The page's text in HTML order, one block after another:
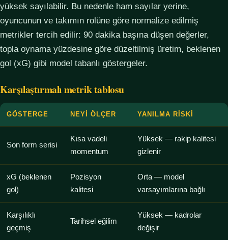
yüksek sayılabilir. Bu nedenle ham sayılar yerine,
oyuncunun ve takımın rolüne göre normalize edilmiş
metrikler tercih edilir: 90 dakika başına düşen değerler,
topla oynama yüzdesine göre düzeltilmiş üretim, beklenen
gol (xG) gibi model tabanlı göstergeler.
Karşılaştırmalı metrik tablosu
GÖSTERGE NEYI ÖLÇER YANILMA RISKI
Son form serisi
Kısa vadeli
momentum
Yüksek — rakip kalitesi
gizlenir
xG (beklenen
gol)
Pozisyon
kalitesi
Orta — model
varsayımlarına bağlı
Karşılıklı
geçmiş
Tarihsel eğilim
Yüksek — kadrolar
değişir